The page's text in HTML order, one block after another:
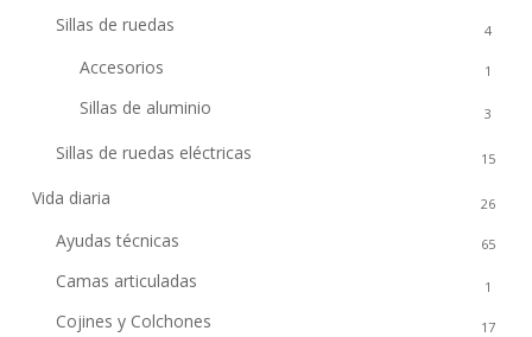
Sillas de ruedas 4
Accesorios 1
Sillas de aluminio 3
Sillas de ruedas eléctricas 15
Vida diaria 26
Ayudas técnicas 65
Camas articuladas 1
Cojines y Colchones 17